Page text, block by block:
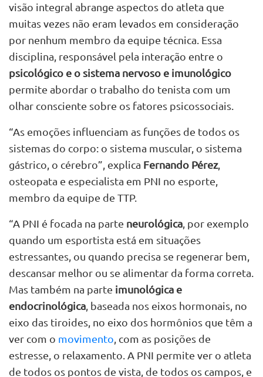
visão integral abrange aspectos do atleta que
muitas vezes não eram levados em consideração
por nenhum membro da equipe técnica. Essa
disciplina, responsável pela interação entre o
psicológico e o sistema nervoso e imunológico
permite abordar o trabalho do tenista com um
olhar consciente sobre os fatores psicossociais.
“As emoções influenciam as funções de todos os
sistemas do corpo: o sistema muscular, o sistema
gástrico, o cérebro”, explica Fernando Pérez,
osteopata e especialista em PNI no esporte,
membro da equipe de TTP.
“A PNI é focada na parte neurológica , por exemplo
quando um esportista está em situações
estressantes, ou quando precisa se regenerar bem,
descansar melhor ou se alimentar da forma correta.
Mas também na parte imunológica e
endocrinológica , baseada nos eixos hormonais, no
eixo das tiroides, no eixo dos hormônios que têm a
ver com o movimento , com as posições de
estresse, o relaxamento. A PNI permite ver o atleta
de todos os pontos de vista, de todos os campos, e